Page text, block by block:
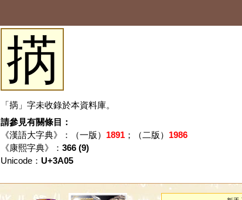
㨅
「㨅」字未收錄於本資料庫。
請參見有關條目：
《漢語大字典》：（一版） 1891；（二版） 1986
《康熙字典》： 366 (9)
Unicode： U+3A05